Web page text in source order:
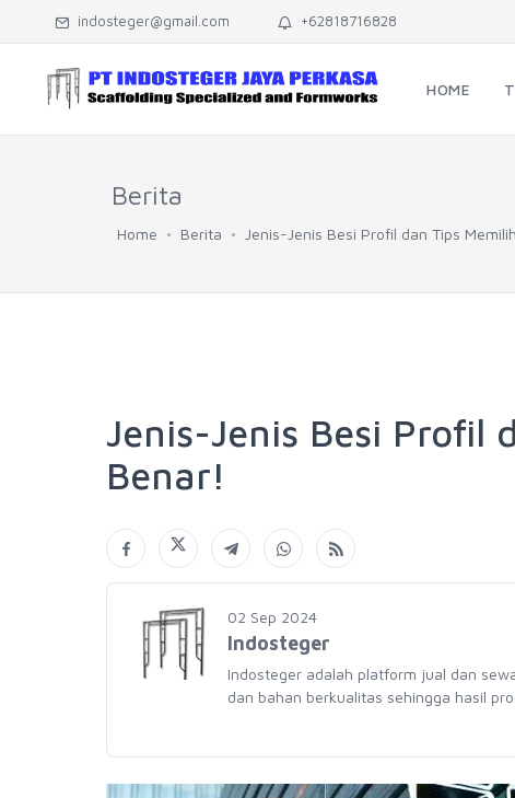
indosteger@gmail.com +62818716828
HOME
Berita
Home Berita Jenis-Jenis Besi Profil dan Tips
Jenis-Jenis Besi Profil
Benar!
02 Sep 2024
Indosteger
Indosteger adalah platform jual dan
dan bahan berkualitas sehingga hasil